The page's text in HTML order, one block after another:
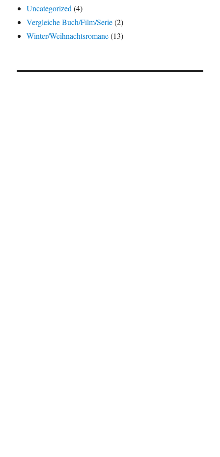
Uncategorized (4)
Vergleiche Buch/Film/Serie(2)
Winter/Weihnachtsromane(13)